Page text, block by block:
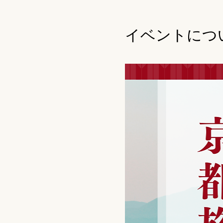
イベントにつ